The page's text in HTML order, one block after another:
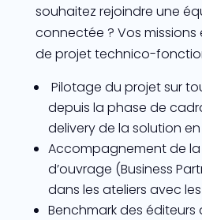
souhaitez rejoindre une
connectée ? Vos
de projet technico-
Pilotage du projet sur
depuis la phase de
delivery de la solution
Accompagnement de
d’ouvrage (Business
dans les ateliers avec
Benchmark des éditeurs